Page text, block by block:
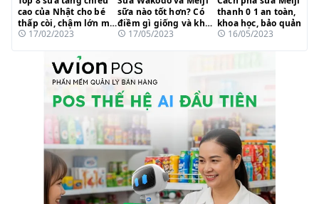
cao của Nhật cho bé
thấp còi, chậm lớn mẹ
tin dùng 2023
17/02/2023
sữa nào tốt hơn? Có
điềm gì giống và khác
nhau?
17/05/2023
thanh 0 1 an toàn,
khoa học, bảo quản
dưỡng chất
16/05/2023